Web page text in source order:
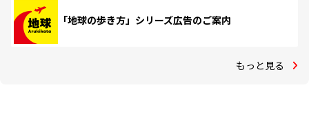
「地球の歩き方」シリーズ広告のご案内
もっと見る